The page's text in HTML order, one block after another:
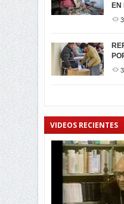
EN
VIDEOS RECIENTES